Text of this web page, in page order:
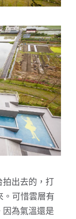
拍出去的，打
。可惜雲層有
為氣溫還是